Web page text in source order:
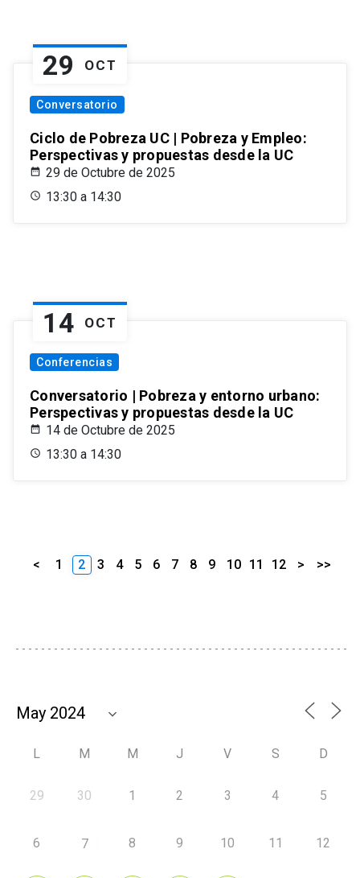
29 OCT
Conversatorio
Ciclo de Pobreza UC | Pobreza y Empleo:
Perspectivas y propuestas desde la UC
29 de Octubre de 2025
13:30 a 14:30
14 OCT
Conferencias
Conversatorio | Pobreza y entorno urbano:
Perspectivas y propuestas desde la UC
14 de Octubre de 2025
13:30 a 14:30
< 1 2 3 4 5 6 7 8 9 10 11 12 > >>
L M M J V S D
29 30 1 2 3 4 5
6 7 8 9 10 11 12